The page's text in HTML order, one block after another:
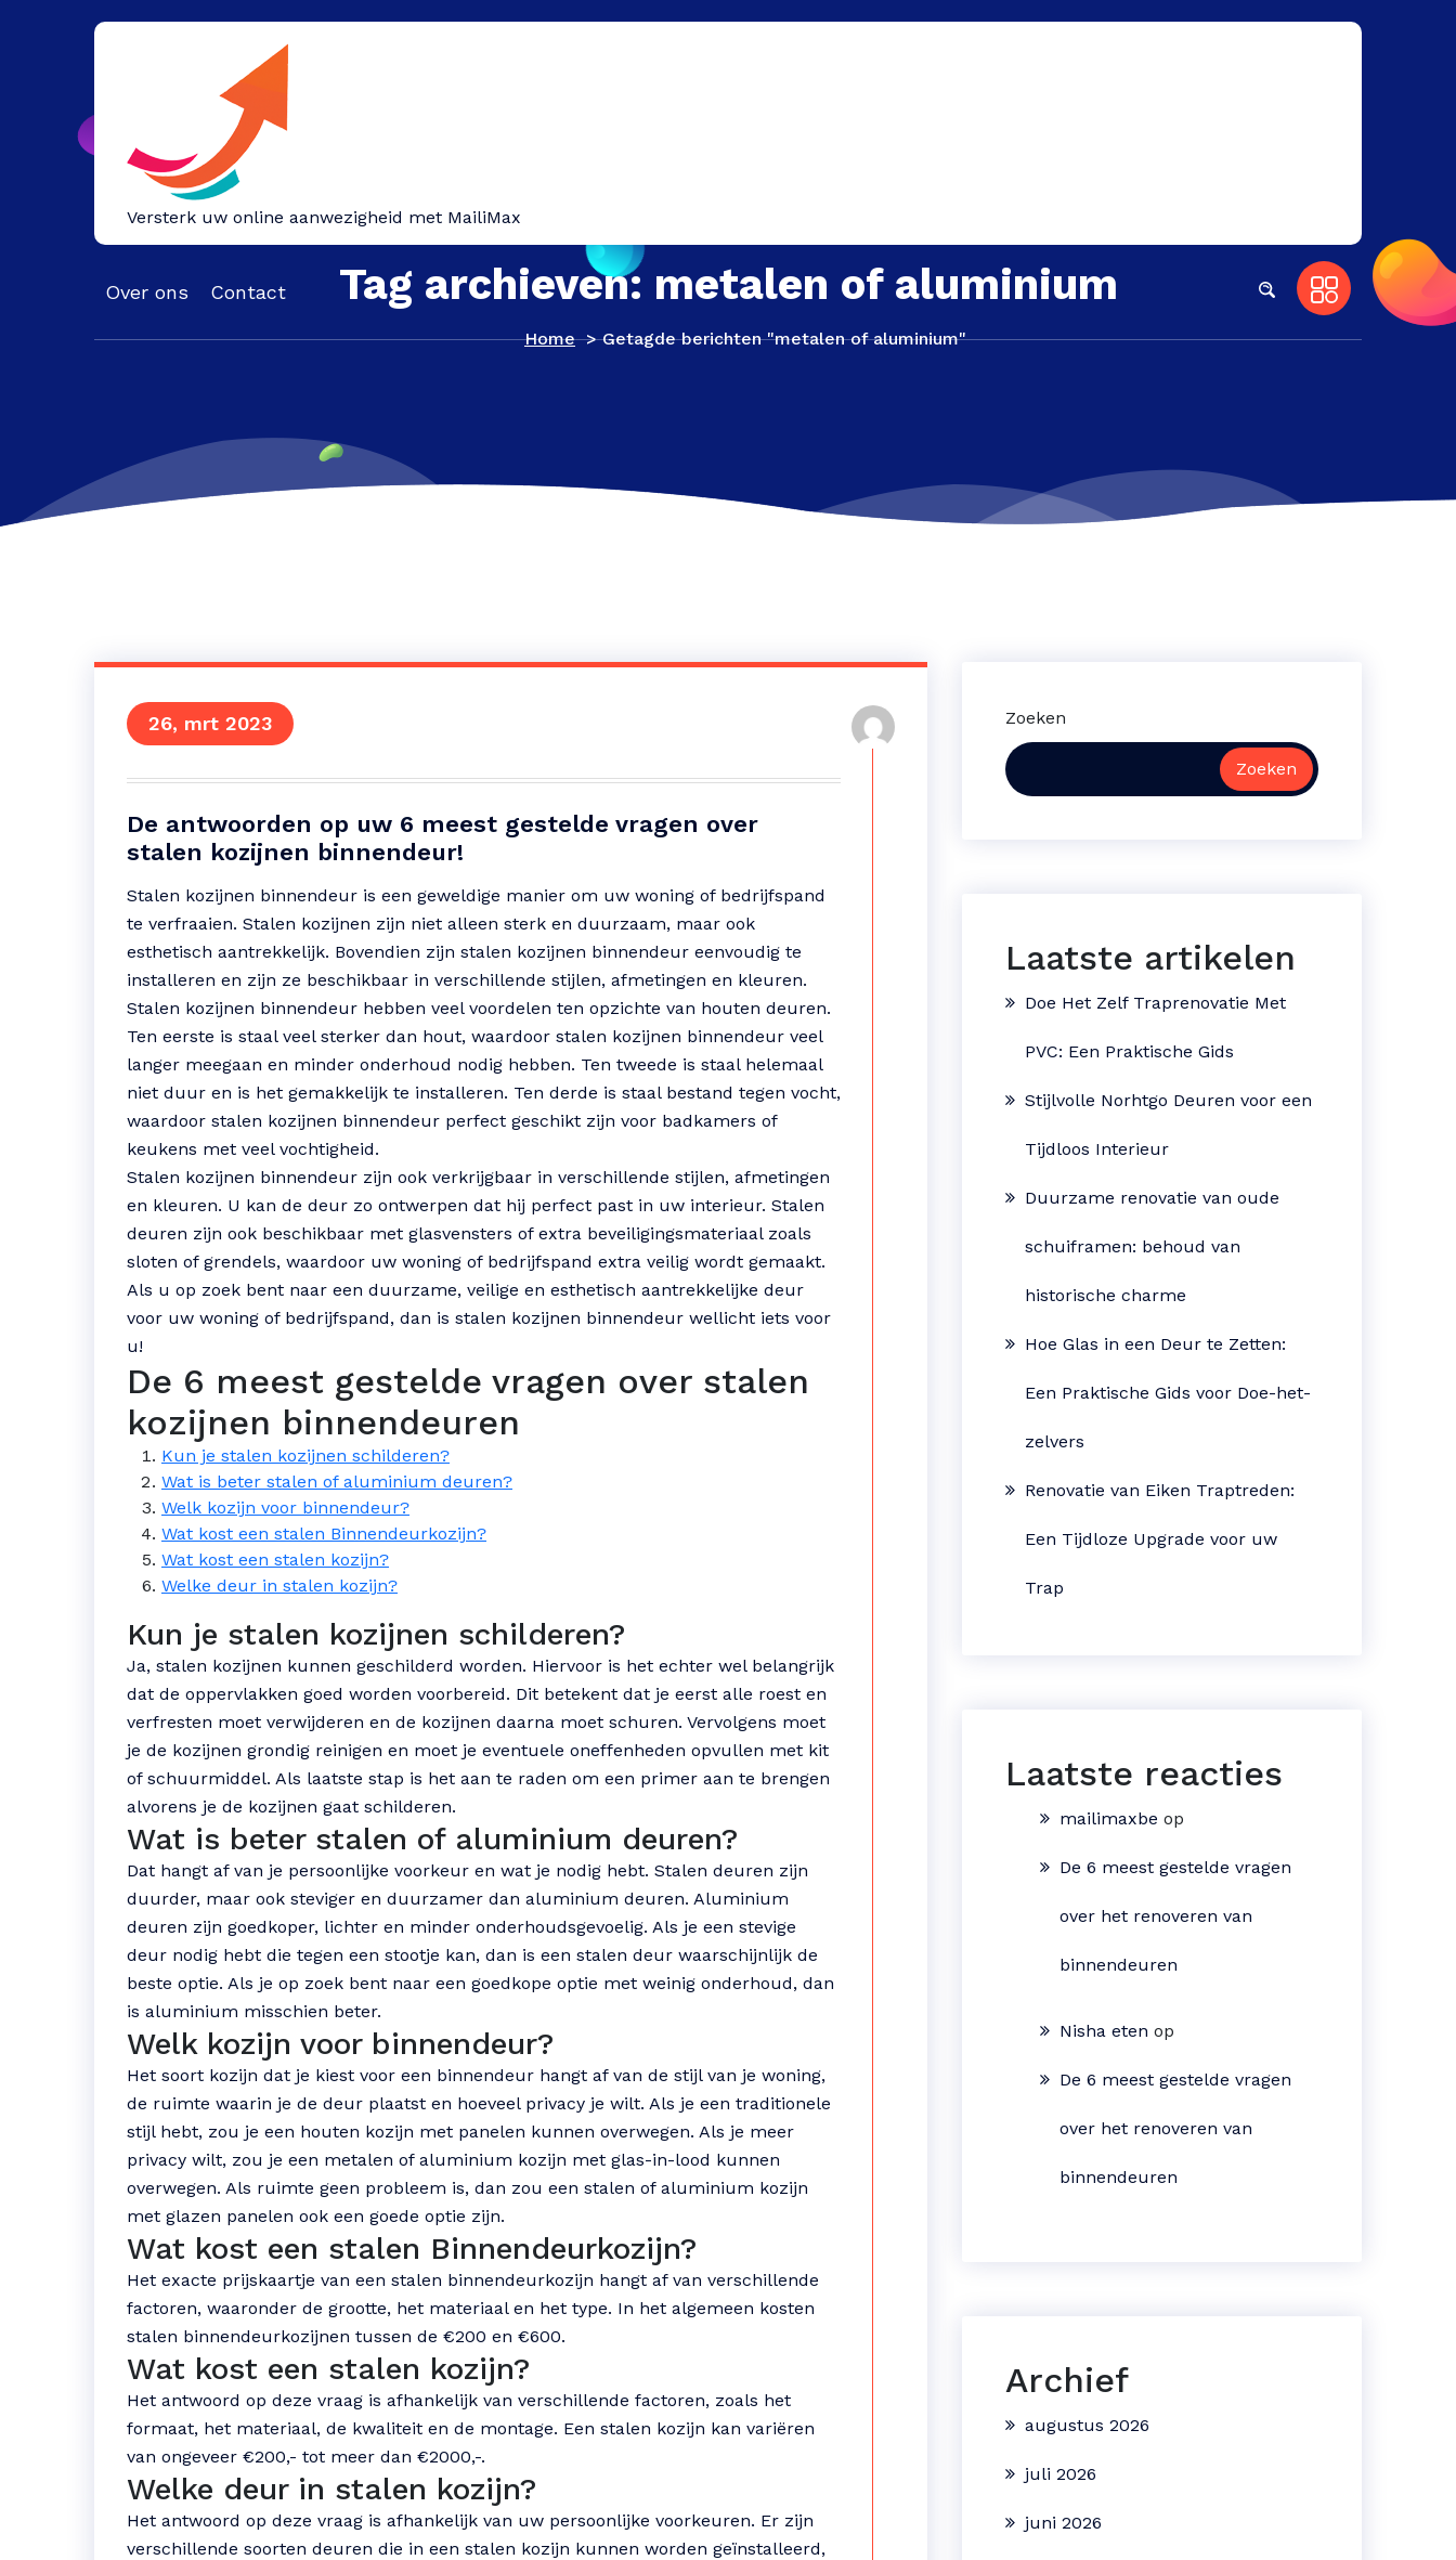
Versterk uw online aanwezigheid met MailiMax
Over ons Contact Tag archieven: metalen of aluminium
Home>Getagde berichten "metalen of aluminium"
26, mrt 2023
De antwoorden op uw 6 meest gestelde vragen over
stalen kozijnen binnendeur!
Stalen kozijnen binnendeur is een geweldige manier om uw woning of bedrijfspand
te verfraaien. Stalen kozijnen zijn niet alleen sterk en duurzaam, maar ook
esthetisch aantrekkelijk. Bovendien zijn stalen kozijnen binnendeur eenvoudig te
installeren en zijn ze beschikbaar in verschillende stijlen, afmetingen en kleuren.
Stalen kozijnen binnendeur hebben veel voordelen ten opzichte van houten deuren.
Ten eerste is staal veel sterker dan hout, waardoor stalen kozijnen binnendeur veel
langer meegaan en minder onderhoud nodig hebben. Ten tweede is staal helemaal
niet duur en is het gemakkelijk te installeren. Ten derde is staal bestand tegen vocht,
waardoor stalen kozijnen binnendeur perfect geschikt zijn voor badkamers of
keukens met veel vochtigheid.
Stalen kozijnen binnendeur zijn ook verkrijgbaar in verschillende stijlen, afmetingen
en kleuren. U kan de deur zo ontwerpen dat hij perfect past in uw interieur. Stalen
deuren zijn ook beschikbaar met glasvensters of extra beveiligingsmateriaal zoals
sloten of grendels, waardoor uw woning of bedrijfspand extra veilig wordt gemaakt.
Als u op zoek bent naar een duurzame, veilige en esthetisch aantrekkelijke deur
voor uw woning of bedrijfspand, dan is stalen kozijnen binnendeur wellicht iets voor
u!
De 6 meest gestelde vragen over stalen
kozijnen binnendeuren
Kun je stalen kozijnen schilderen?
Wat is beter stalen of aluminium deuren?
Welk kozijn voor binnendeur?
Wat kost een stalen Binnendeurkozijn?
Wat kost een stalen kozijn?
Welke deur in stalen kozijn?
Kun je stalen kozijnen schilderen?
Ja, stalen kozijnen kunnen geschilderd worden. Hiervoor is het echter wel belangrijk
dat de oppervlakken goed worden voorbereid. Dit betekent dat je eerst alle roest en
verfresten moet verwijderen en de kozijnen daarna moet schuren. Vervolgens moet
je de kozijnen grondig reinigen en moet je eventuele oneffenheden opvullen met kit
of schuurmiddel. Als laatste stap is het aan te raden om een primer aan te brengen
alvorens je de kozijnen gaat schilderen.
Wat is beter stalen of aluminium deuren?
Dat hangt af van je persoonlijke voorkeur en wat je nodig hebt. Stalen deuren zijn
duurder, maar ook steviger en duurzamer dan aluminium deuren. Aluminium
deuren zijn goedkoper, lichter en minder onderhoudsgevoelig. Als je een stevige
deur nodig hebt die tegen een stootje kan, dan is een stalen deur waarschijnlijk de
beste optie. Als je op zoek bent naar een goedkope optie met weinig onderhoud, dan
is aluminium misschien beter.
Welk kozijn voor binnendeur?
Het soort kozijn dat je kiest voor een binnendeur hangt af van de stijl van je woning,
de ruimte waarin je de deur plaatst en hoeveel privacy je wilt. Als je een traditionele
stijl hebt, zou je een houten kozijn met panelen kunnen overwegen. Als je meer
privacy wilt, zou je een metalen of aluminium kozijn met glas-in-lood kunnen
overwegen. Als ruimte geen probleem is, dan zou een stalen of aluminium kozijn
met glazen panelen ook een goede optie zijn.
Wat kost een stalen Binnendeurkozijn?
Het exacte prijskaartje van een stalen binnendeurkozijn hangt af van verschillende
factoren, waaronder de grootte, het materiaal en het type. In het algemeen kosten
stalen binnendeurkozijnen tussen de €200 en €600.
Wat kost een stalen kozijn?
Het antwoord op deze vraag is afhankelijk van verschillende factoren, zoals het
formaat, het materiaal, de kwaliteit en de montage. Een stalen kozijn kan variëren
van ongeveer €200,- tot meer dan €2000,-.
Welke deur in stalen kozijn?
Het antwoord op deze vraag is afhankelijk van uw persoonlijke voorkeuren. Er zijn
verschillende soorten deuren die in een stalen kozijn kunnen worden geïnstalleerd,
Zoeken
Zoeken
Laatste artikelen
Doe Het Zelf Traprenovatie Met
PVC: Een Praktische Gids
Stijlvolle Norhtgo Deuren voor een
Tijdloos Interieur
Duurzame renovatie van oude
schuiframen: behoud van
historische charme
Hoe Glas in een Deur te Zetten:
Een Praktische Gids voor Doe-het-
zelvers
Renovatie van Eiken Traptreden:
Een Tijdloze Upgrade voor uw
Trap
Laatste reacties
mailimaxbe op
De 6 meest gestelde vragen
over het renoveren van
binnendeuren
Nisha eten op
De 6 meest gestelde vragen
over het renoveren van
binnendeuren
Archief
augustus 2026
juli 2026
juni 2026